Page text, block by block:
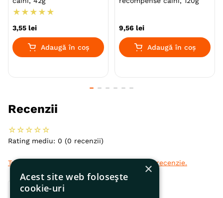
Monoproteic
Metoda de preparare Uscata prin extrudare
Ambalaj Punguta
Nestle
★ ★ ★ ★ ★
3,55 lei
Adaugă în coș
9,56 lei
Adaugă în coș
Recenzii
☆ ☆ ☆ ☆ ☆
Rating mediu: 0 (0 recenzii)
Te rugăm să te autentifici pentru a scrie o recenzie.
Cele mai recente
×
Acest site web folosește
cookie-uri